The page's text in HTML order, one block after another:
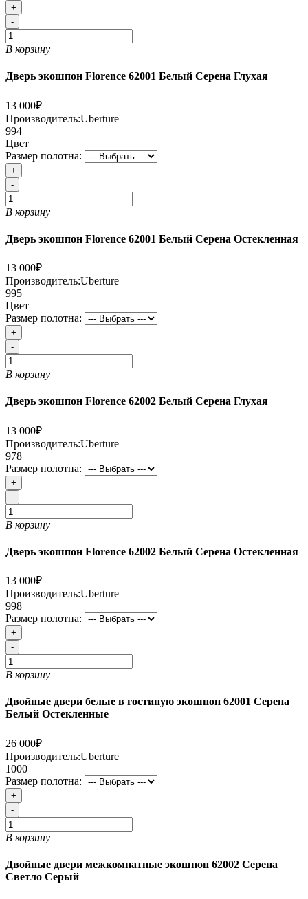
+
-
В корзину
Дверь экошпон Florence 62001 Белый Серена Глухая
13 000₽
Производитель:Uberture
994
Цвет
Размер полотна:
+
-
В корзину
Дверь экошпон Florence 62001 Белый Серена Остекленная
13 000₽
Производитель:Uberture
995
Цвет
Размер полотна:
+
-
В корзину
Дверь экошпон Florence 62002 Белый Серена Глухая
13 000₽
Производитель:Uberture
978
Размер полотна:
+
-
В корзину
Дверь экошпон Florence 62002 Белый Серена Остекленная
13 000₽
Производитель:Uberture
998
Размер полотна:
+
-
В корзину
Двойные двери белые в гостиную экошпон 62001 Серена
Белый Остекленные
26 000₽
Производитель:Uberture
1000
Размер полотна:
+
-
В корзину
Двойные двери межкомнатные экошпон 62002 Серена
Светло Серый